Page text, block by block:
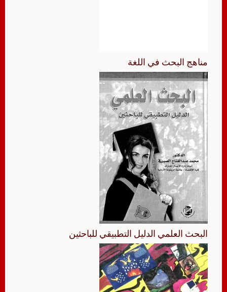
مناهج البحث في اللغة
البحث العلمي الدليل التطبيقي للباحثين